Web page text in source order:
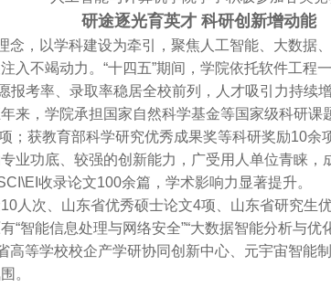
研途逐光育英才 科研创新增动能
念，以学科建设为牵引，聚焦人工智能、大数
入不竭动力。“十四五”期间，学院依托软件工
考率、录取率稳居全校前列，人才吸引力持续增
来，学院承担国家自然科学基金等国家级科研
获教育部科学研究优秀成果奖等科研奖励10余
业功底、较强的创新能力，广受用人单位青睐，
收录论文100余篇，学术影响力显著提升。
人次、山东省优秀硕士论文4项、山东省研究生
“智能信息处理与网络安全”“大数据智能分析与
高等学校校企产学研协同创新中心、元宇宙智
。